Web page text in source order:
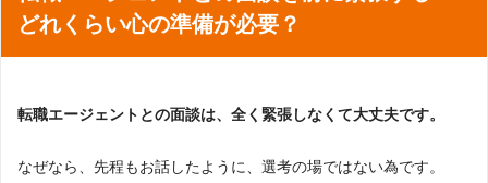
どれくらい心の準備が必要？
転職エージェントとの面談は、全く緊張しなくて大丈夫です。
なぜなら、先程もお話したように、選考の場ではない為です。